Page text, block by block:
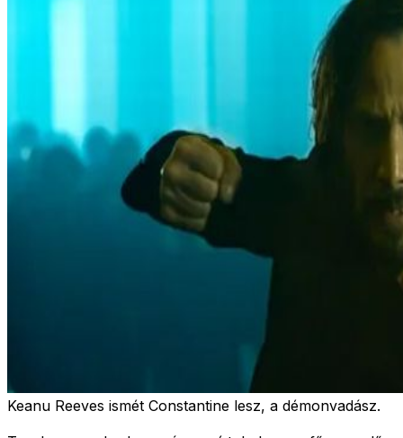
Keanu Reeves ismét Constantine lesz, a démonvadász.